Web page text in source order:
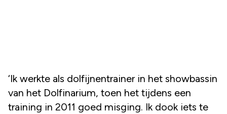
‘Ik werkte als dolfijnentrainer in het showbassin
van het Dolfinarium, toen het tijdens een
training in 2011 goed misging. Ik dook iets te